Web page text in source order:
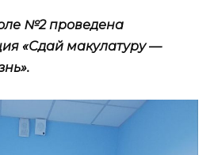
№2 проведена
«Сдай макулатуру —